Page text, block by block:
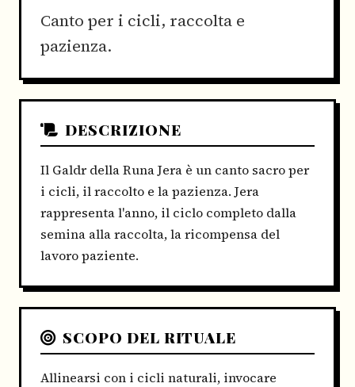
Canto per i cicli, raccolta e
pazienza.
DESCRIZIONE
Il Galdr della Runa Jera è un canto sacro per
i cicli, il raccolto e la pazienza. Jera
rappresenta l'anno, il ciclo completo dalla
semina alla raccolta, la ricompensa del
lavoro paziente.
SCOPO DEL RITUALE
Allinearsi con i cicli naturali, invocare